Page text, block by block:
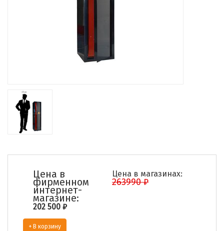
Цена в
фирменном
интернет-
магазине:
202 500 ₽
Цена в магазинах:
263990 ₽
+ В корзину